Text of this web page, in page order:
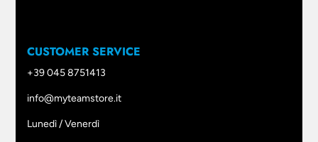
CUSTOMER SERVICE
+39 045 8751413
info@myteamstore.it
Lunedì / Venerdì